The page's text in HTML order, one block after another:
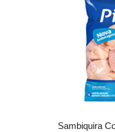
Sambiquira